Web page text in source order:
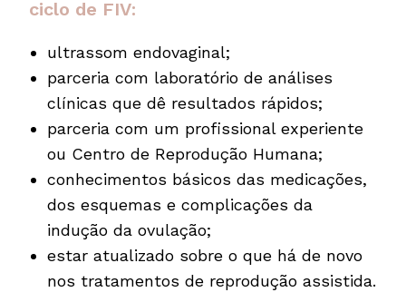
ciclo de FIV:
ultrassom endovaginal;
parceria com laboratório de análises
clínicas que dê resultados rápidos;
parceria com um profissional experiente
ou Centro de Reprodução Humana;
conhecimentos básicos das medicações,
dos esquemas e complicações da
indução da ovulação;
estar atualizado sobre o que há de novo
nos tratamentos de reprodução assistida.